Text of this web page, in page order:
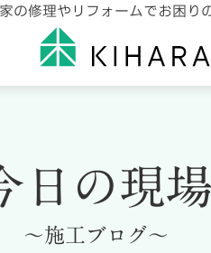
の修理やリフォームでお困り
日の現
～施工ブログ～